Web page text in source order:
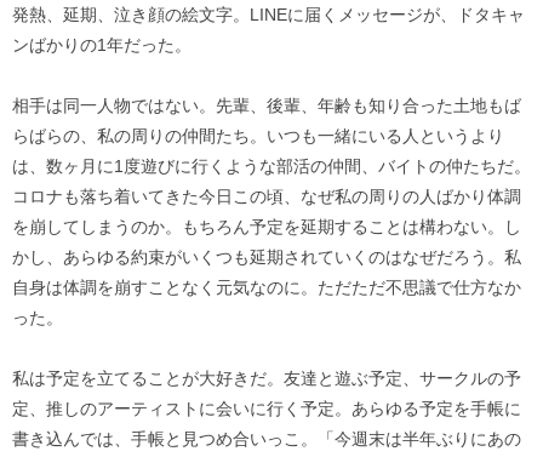
発熱、延期、泣き顔の絵文字。LINEに届くメッセージが、ドタキャ
ンばかりの1年だった。
相手は同一人物ではない。先輩、後輩、年齢も知り合った土地もば
らばらの、私の周りの仲間たち。いつも一緒にいる人というより
は、数ヶ月に1度遊びに行くような部活の仲間、バイトの仲たちだ。
コロナも落ち着いてきた今日この頃、なぜ私の周りの人ばかり体調
を崩してしまうのか。もちろん予定を延期することは構わない。し
かし、あらゆる約束がいくつも延期されていくのはなぜだろう。私
自身は体調を崩すことなく元気なのに。ただただ不思議で仕方なか
った。
私は予定を立てることが大好きだ。友達と遊ぶ予定、サークルの予
定、推しのアーティストに会いに行く予定。あらゆる予定を手帳に
書き込んでは、手帳と見つめ合いっこ。「今週末は半年ぶりにあの